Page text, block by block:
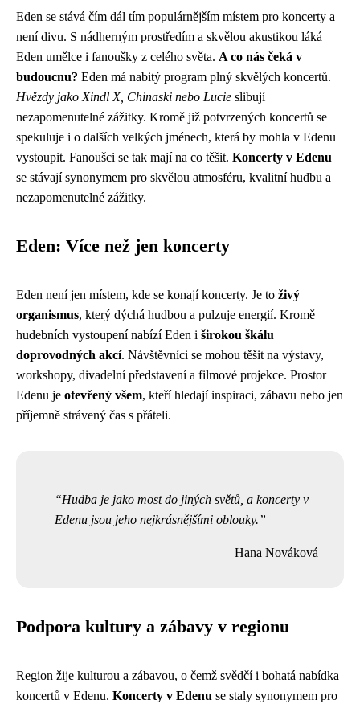
Eden se stává čím dál tím populárnějším místem pro koncerty a
není divu. S nádherným prostředím a skvělou akustikou láká
Eden umělce i fanoušky z celého světa. A co nás čeká v
budoucnu? Eden má nabitý program plný skvělých koncertů.
Hvězdy jako Xindl X, Chinaski nebo Lucie slibují
nezapomenutelné zážitky. Kromě již potvrzených koncertů se
spekuluje i o dalších velkých jménech, která by mohla v Edenu
vystoupit. Fanoušci se tak mají na co těšit. Koncerty v Edenu
se stávají synonymem pro skvělou atmosféru, kvalitní hudbu a
nezapomenutelné zážitky.
Eden: Více než jen koncerty
Eden není jen místem, kde se konají koncerty. Je to živý
organismus, který dýchá hudbou a pulzuje energií. Kromě
hudebních vystoupení nabízí Eden i širokou škálu
doprovodných akcí. Návštěvníci se mohou těšit na výstavy,
workshopy, divadelní představení a filmové projekce. Prostor
Edenu je otevřený všem, kteří hledají inspiraci, zábavu nebo jen
příjemně strávený čas s přáteli.
Hudba je jako most do jiných světů, a koncerty v
Edenu jsou jeho nejkrásnějšími oblouky.
Hana Nováková
Podpora kultury a zábavy v regionu
Region žije kulturou a zábavou, o čemž svědčí i bohatá nabídka
koncertů v Edenu. Koncerty v Edenu se staly synonymem pro